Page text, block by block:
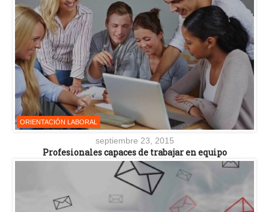
ORIENTACIÓN LABORAL
septiembre 23, 2015
Profesionales capaces de trabajar en equipo